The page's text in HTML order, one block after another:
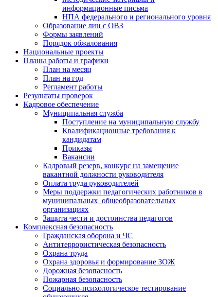
информационные письма
НПА федерального и регионального уровня
Образование лиц с ОВЗ
Формы заявлений
Порядок обжалования
Национальные проекты
Планы работы и графики
План на месяц
План на год
Регламент работы
Результаты проверок
Кадровое обеспечение
Муниципальная служба
Поступление на муниципальную службу
Квалификационные требования к
кандидатам
Приказы
Вакансии
Кадровый резерв, конкурс на замещение
вакантной должности руководителя
Оплата труда руководителей
Меры поддержки педагогических работников в
муниципальных общеобразовательных
организациях
Защита чести и достоинства педагогов
Комплексная безопасность
Гражданская оборона и ЧС
Антитеррористическая безопасность
Охрана труда
Охрана здоровья и формирование ЗОЖ
Дорожная безопасность
Пожарная безопасность
Социально-психологическое тестирование